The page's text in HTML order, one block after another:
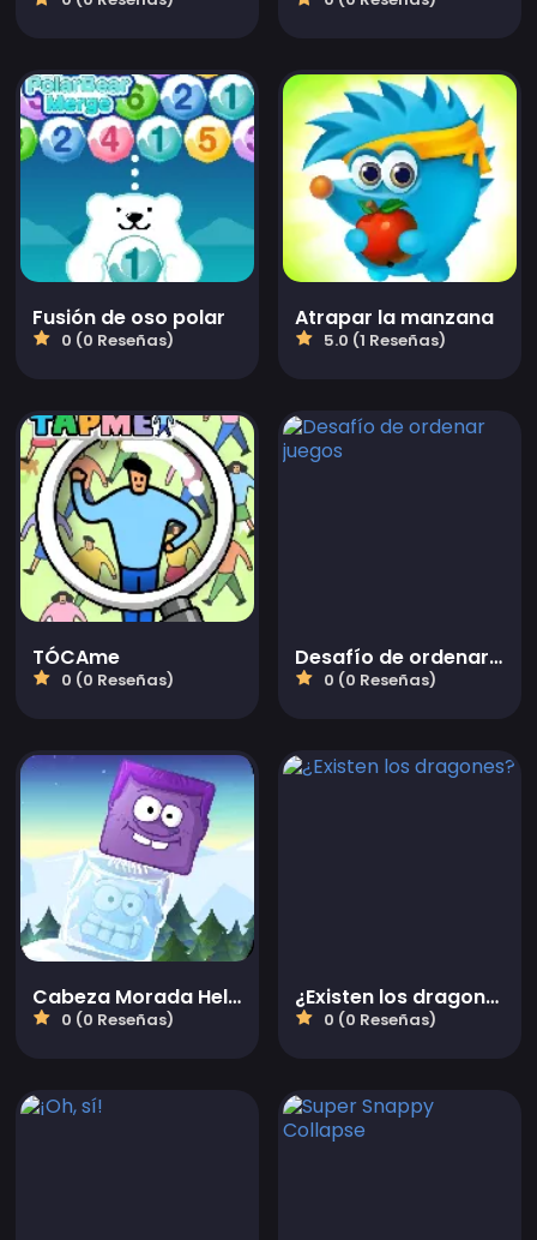
Fusión de oso polar
0 (0 Reseñas)
Atrapar la manzana
5.0 (1 Reseñas)
TÓCAme
0 (0 Reseñas)
Desafío de ordenar juegos
0 (0 Reseñas)
Cabeza Morada Helada 2
0 (0 Reseñas)
¿Existen los dragones?
0 (0 Reseñas)